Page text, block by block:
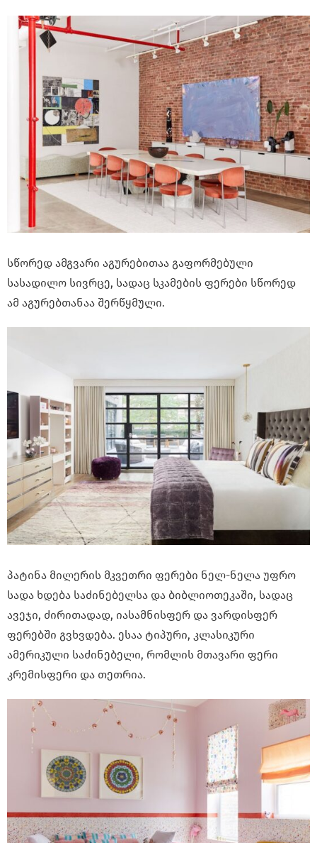
სწორედ ამგვარი აგურებითაა გაფორმებული
სასადილო სივრცე, სადაც სკამების ფერები სწორედ
ამ აგურებთანაა შერწყმული.
პატინა მილერის მკვეთრი ფერები ნელ-ნელა უფრო
სადა ხდება საძინებელსა და ბიბლიოთეკაში, სადაც
ავეჯი, ძირითადად, იასამნისფერ და ვარდისფერ
ფერებში გვხვდება. ესაა ტიპური, კლასიკური
ამერიკული საძინებელი, რომლის მთავარი ფერი
კრემისფერი და თეთრია.